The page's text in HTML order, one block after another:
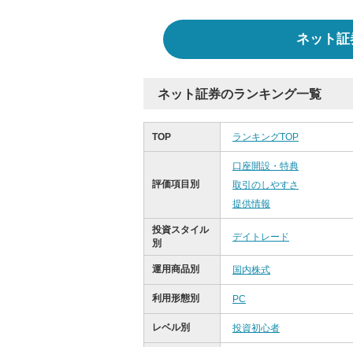
ネット証
ネット証券のランキング一覧
TOP ランキングTOP
評価項目別
口座開設・特典
取引のしやすさ
提供情報
投資スタイル
別
デイトレード
運用商品別 国内株式
利用形態別 PC
レベル別 投資初心者